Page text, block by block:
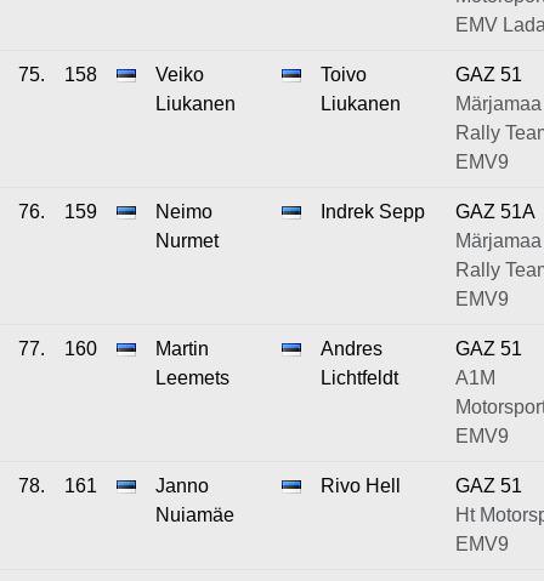
EMV
75. 158
Veiko
Liukanen
Toivo
Liukanen
GAZ 51
Märjamaa
Rally
EMV9
76. 159
Neimo
Nurmet
Indrek Sepp
GAZ 51A
Märjamaa
Rally
EMV9
77. 160
Martin
Leemets
Andres
Lichtfeldt
GAZ 51
A1M
EMV9
78. 161
Janno
Nuiamäe
Rivo Hell
GAZ 51
Ht
EMV9